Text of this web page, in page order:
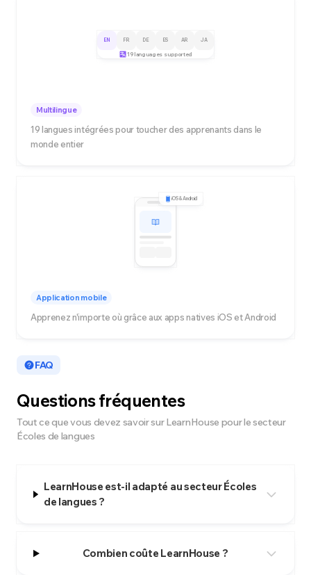
EN FR DE ES AR JA
19 languages supported
Multilingue
19 langues intégrées pour toucher des apprenants dans le
monde entier
iOS & Android
Application mobile
Apprenez n'importe où grâce aux apps natives iOS et Android
FAQ
Questions fréquentes
Tout ce que vous devez savoir sur LearnHouse pour le secteur
Écoles de langues
LearnHouse est-il adapté au secteur Écoles
de langues ?
Combien coûte LearnHouse ?